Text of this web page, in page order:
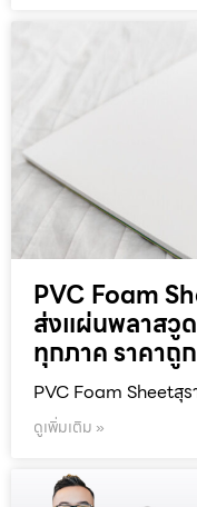
PVC Foam
ส่งแผ่นพลาสวู
ทุกภาค ราคา
PVC Foam Sheetสุ
ดูเพิ่มเติม »